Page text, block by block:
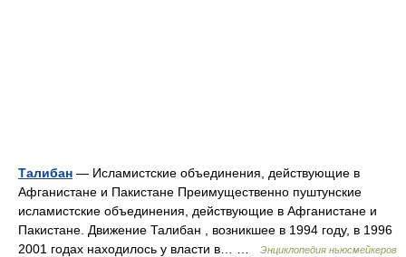
Талибан — Исламистские объединения, действующие в
Афганистане и Пакистане Преимущественно пуштунские
исламистские объединения, действующие в Афганистане и
Пакистане. Движение Талибан , возникшее в 1994 году, в 1996
2001 годах находилось у власти в… …
Энциклопедия ньюсмейкеров